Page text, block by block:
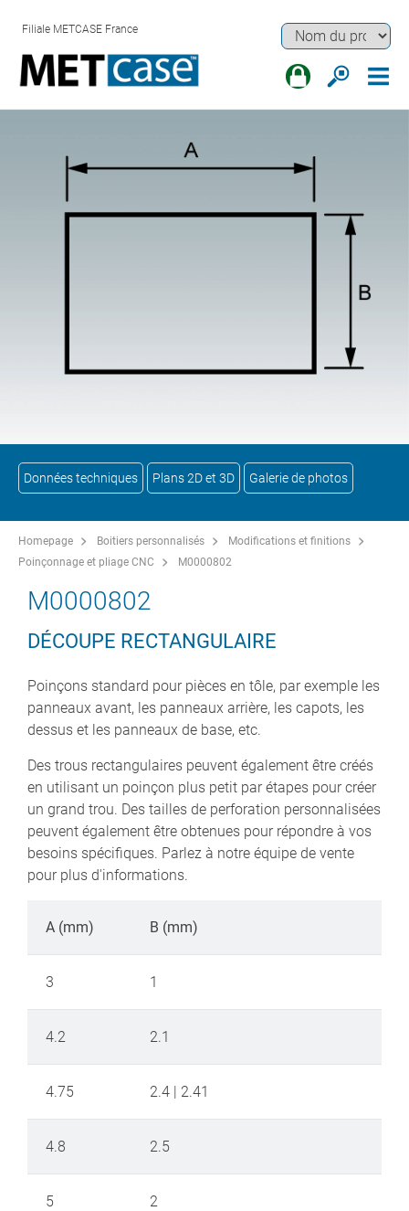
Filiale METCASE France
Données techniques Plans 2D et 3D Galerie de photos
Homepage Boitiers personnalisés
Modifications et finitions
Poinçonnage et pliage CNC
M0000802
M0000802
DÉCOUPE RECTANGULAIRE
Poinçons standard pour pièces en tôle, par exemple les
panneaux avant, les panneaux arrière, les capots, les
dessus et les panneaux de base, etc.
Des trous rectangulaires peuvent également être créés
en utilisant un poinçon plus petit par étapes pour créer
un grand trou. Des tailles de perforation personnalisées
peuvent également être obtenues pour répondre à vos
besoins spécifiques. Parlez à notre équipe de vente
pour plus d'informations.
A (mm) B (mm)
3 1
4.2 2.1
4.75 2.4 | 2.41
4.8 2.5
5 2